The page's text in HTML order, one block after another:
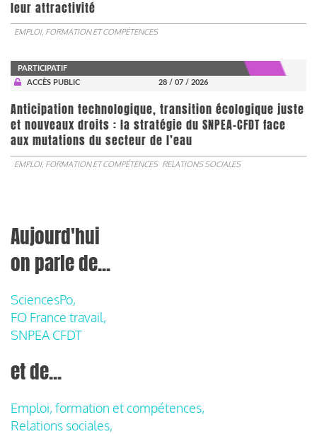
leur attractivité
EMPLOI, FORMATION ET COMPÉTENCES
PARTICIPATIF
ACCÈS PUBLIC
28 / 07 / 2026
Anticipation technologique, transition écologique juste
et nouveaux droits : la stratégie du SNPEA-CFDT face
aux mutations du secteur de l’eau
EMPLOI, FORMATION ET COMPÉTENCES RELATIONS SOCIALES
Aujourd'hui
on parle de...
SciencesPo,
FO France travail,
SNPEA CFDT
et de...
Emploi, formation et compétences,
Relations sociales,